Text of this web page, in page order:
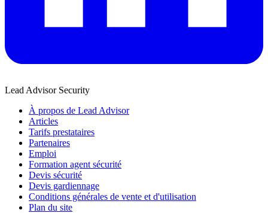
Lead Advisor Security
À propos de Lead Advisor
Articles
Tarifs prestataires
Partenaires
Emploi
Formation agent sécurité
Devis sécurité
Devis gardiennage
Conditions générales de vente et d'utilisation
Plan du site